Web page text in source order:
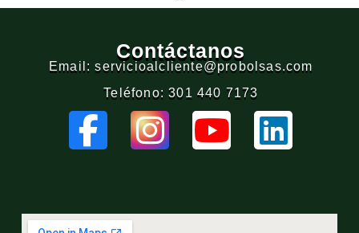
Contáctanos
Email: servicioalcliente@probolsas.com
Teléfono: 301 440 7173
F
a
e
I
n
t
Y
o
t
L
i
k